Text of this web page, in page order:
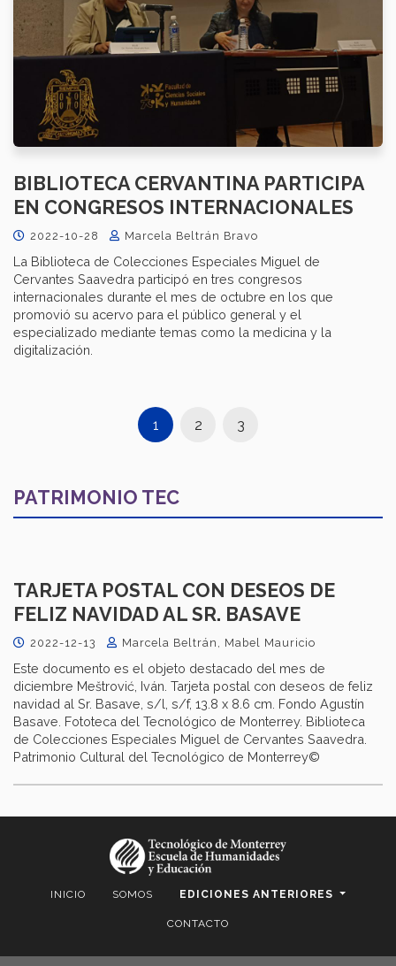
BIBLIOTECA CERVANTINA PARTICIPA
EN CONGRESOS INTERNACIONALES
2022-10-28 Marcela Beltrán Bravo
La Biblioteca de Colecciones Especiales Miguel de
Cervantes Saavedra participó en tres congresos
internacionales durante el mes de octubre en los que
promovió su acervo para el público general y el
especializado mediante temas como la medicina y la
digitalización.
1 2 3
PATRIMONIO TEC
TARJETA POSTAL CON DESEOS DE
FELIZ NAVIDAD AL SR. BASAVE
2022-12-13 Marcela Beltrán, Mabel Mauricio
Este documento es el objeto destacado del mes de
diciembre Meštrović, Iván. Tarjeta postal con deseos de feliz
navidad al Sr. Basave, s/l, s/f, 13.8 x 8.6 cm. Fondo Agustín
Basave. Fototeca del Tecnológico de Monterrey. Biblioteca
de Colecciones Especiales Miguel de Cervantes Saavedra.
Patrimonio Cultural del Tecnológico de Monterrey©
INICIO SOMOS EDICIONES ANTERIORES
CONTACTO